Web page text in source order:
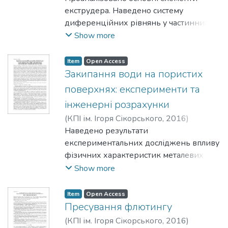
А. О.
екструдера. Наведено систему
диференційних рівнянь у частинних
похідних у циліндричній системі
температури вздовж екструдера для
кожного з елементів, а також за
дозволяє врахувати вплив кожного з
нагрівників. Враховано динамічну
зміну фазового складу полімеру
впродовж екструдування.
Show more
Item Open Access
Закипання води на пористих
поверхнях: експерименти та
інженерні розрахунки
(КПІ ім. Ігоря Сікорського, 2016)
Шаповал, А. А.;Панов, Є. М.
Ю. В.
Наведено результати
експериментальних досліджень впливу
фізичних характеристик металевих
волокнистих матеріалів на початок
за умов її вільного руху й капілярного
транспорту. Досліди виконано за
допомогою спеціально створеної
Show more
Item Open Access
Пресування флютингу
(КПІ ім. Ігоря Сікорського, 2016)